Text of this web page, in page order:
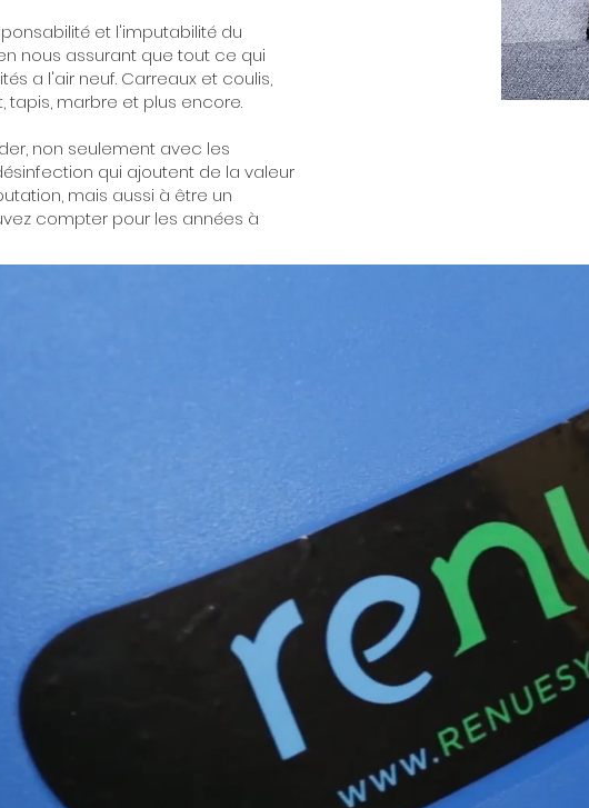
et l'imputabilité du
nous assurant que tout ce qui
a l'air neuf. Carreaux et coulis,
tapis, marbre et plus encore.
non seulement avec les
qui ajoutent de la valeur
mais aussi à être un
compter pour les années à